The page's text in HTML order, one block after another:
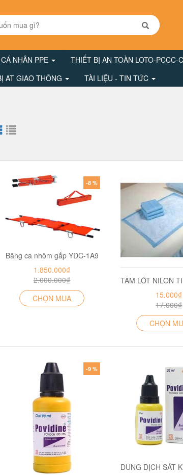
NHÂN PPE THIẾT BỊ AN TOÀN LOTO-PCCC-
AT GIAO THÔNG TÀI LIỆU - TIN TỨC
Băng ca nhôm gấp YDC-1A9
1.850.000₫
2.000.000₫
-8 %
CHỌN MUA
15.000₫
17.000₫
CHỌN
-9 %